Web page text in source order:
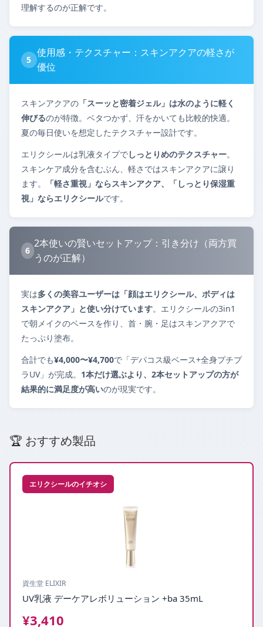
理解するのが正解です。
5
使用感・テクスチャー：スキンアクアの軽さが
優位
スキンアクアの 「スーッと密着ジェル」は水のように軽く
伸びるのが特徴。ベタつかず、汗をかいても比較的快適。
夏の毎日使いを想定したテクスチャー設計です。
エリクシールは乳液タイプでしっとりめのテクスチャー。
スキンケア成分を含むぶん、軽さではスキンアクアに譲り
ます。
「軽さ重視」ならスキンアクア、「しっとり保湿重
視」ならエリクシールです。
6
2本使いの賢いセットアップ：引き分け（両方買
うのが正解）
実は多くの美容ユーザーは「顔はエリクシール、ボディは
スキンアクア」と使い分けています。エリクシールの3in1
で朝メイクのベースを作り、首・腕・足はスキンアクアで
たっぷり塗布。
合計でも¥4,000〜¥4,700で「デパコス級ベース+全身プチプ
ラUV」が完成。 1本だけ選ぶより、2本セットアップの方が
結果的に満足度が高いのが現実です。
🏆 おすすめ製品
エリクシールのイチオシ
資生堂 ELIXIR
UV乳液 デーケアレボリューション +ba 35mL
¥3,410